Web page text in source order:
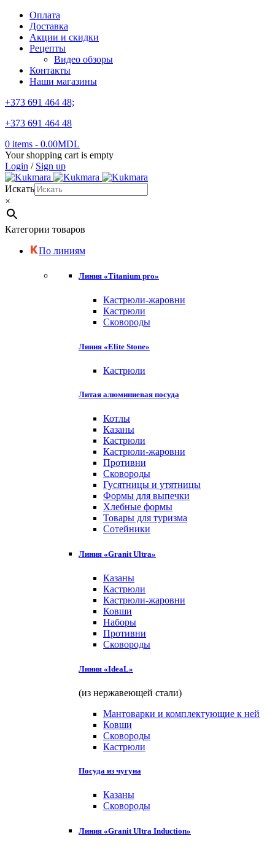
Оплата
Доставка
Акции и скидки
Рецепты
Видео обзоры
Контакты
Наши магазины
+373 691 464 48;
+373 691 464 48
0 items - 0.00MDL
Your shopping cart is empty
Login / Sign up
Искать
×
Категории товаров
По линиям
Линия «Titanium pro»
Кастрюли-жаровни
Кастрюли
Сковороды
Линия «Elite Stone»
Кастрюли
Литая алюминиевая посуда
Котлы
Казаны
Кастрюли
Кастрюли-жаровни
Противни
Сковороды
Гусятницы и утятницы
Формы для выпечки
Хлебные формы
Товары для туризма
Сотейники
Линия «Granit Ultra»
Казаны
Кастрюли
Кастрюли-жаровни
Ковши
Наборы
Противни
Сковороды
Линия «IdeaL»
(из нержавеющей стали)
Мантоварки и комплектующие к ней
Ковши
Сковороды
Кастрюли
Посуда из чугуна
Казаны
Сковороды
Линия «Granit Ultra Induction»